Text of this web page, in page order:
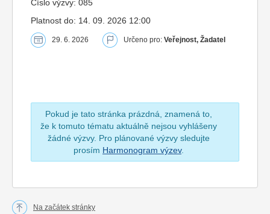
Číslo výzvy: 085
Platnost do: 14. 09. 2026 12:00
29. 6. 2026 Určeno pro: Veřejnost, Žadatel
Pokud je tato stránka prázdná, znamená to,
že k tomuto tématu aktuálně nejsou vyhlášeny
žádné výzvy. Pro plánované výzvy sledujte
prosím Harmonogram výzev.
Na začátek stránky